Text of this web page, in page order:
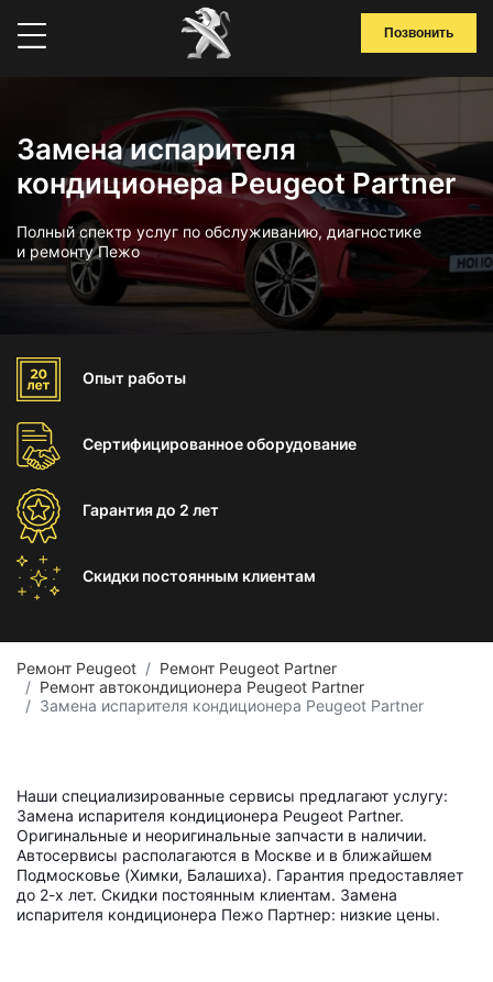
Позвонить
Замена испарителя
кондиционера Peugeot Partner
Полный спектр услуг по обслуживанию, диагностике
и ремонту Пежо
Опыт работы
Сертифицированноеоборудование
Гарантиядо 2 лет
Скидки постоянным клиентам
Ремонт Peugeot
Ремонт Peugeot Partner
Ремонт автокондиционера Peugeot Partner
Замена испарителя кондиционера Peugeot Partner
Наши специализированные сервисы предлагают услугу:
Замена испарителя кондиционера Peugeot Partner.
Оригинальные и неоригинальные запчасти в наличии.
Автосервисы располагаются в Москве и в ближайшем
Подмосковье (Химки, Балашиха). Гарантия предоставляет
до 2-х лет. Скидки постоянным клиентам. Замена
испарителя кондиционера Пежо Партнер: низкие цены.